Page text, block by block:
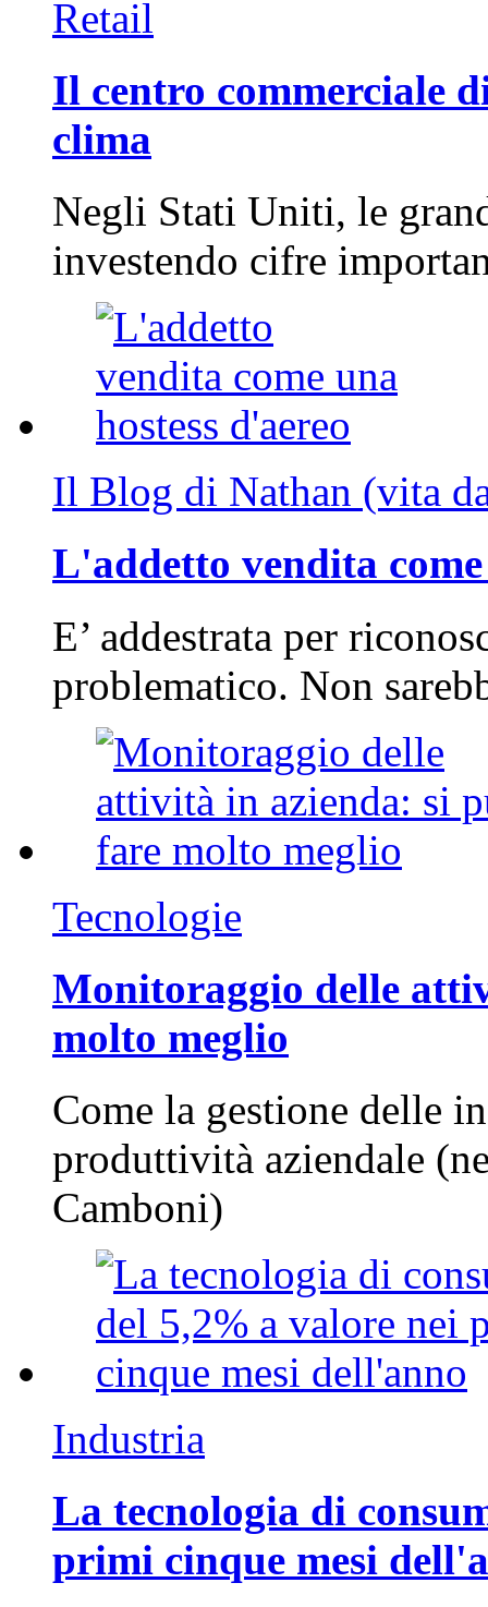
Retail
Il centro commerciale
clima
Negli Stati Uniti, le
investendo cifre
Il Blog di Nathan (vita
L'addetto vendita
E’ addestrata per
problematico. Non
Tecnologie
Monitoraggio delle
molto meglio
Come la gestione delle
produttività aziendale
Camboni)
Industria
La tecnologia di
primi cinque mesi